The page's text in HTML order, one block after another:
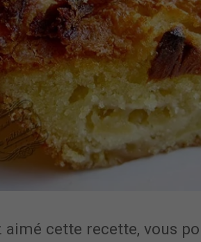
aimé cette recette, vous